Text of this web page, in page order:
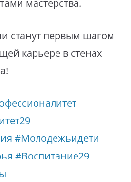
мастерства.
станут первым шагом
карьере в стенах
#Молодежьидети
#Воспитание29